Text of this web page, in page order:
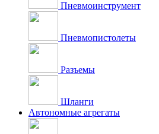
Пневмоинструмент
Пневмопистолеты
Разъемы
Шланги
Автономные агрегаты